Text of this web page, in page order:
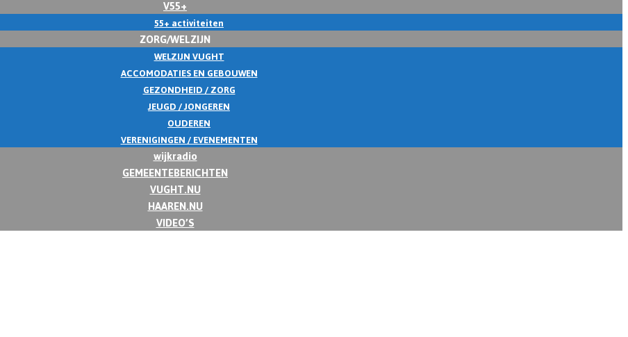
V55+
55+ activiteiten
ZORG/WELZIJN
WELZIJN VUGHT
ACCOMODATIES EN GEBOUWEN
GEZONDHEID / ZORG
JEUGD / JONGEREN
OUDEREN
VERENIGINGEN / EVENEMENTEN
wijkradio
GEMEENTEBERICHTEN
VUGHT.NU
HAAREN.NU
VIDEO’S